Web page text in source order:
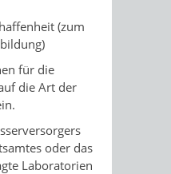
(zum
für die
die Art der
oder das
Laboratorien